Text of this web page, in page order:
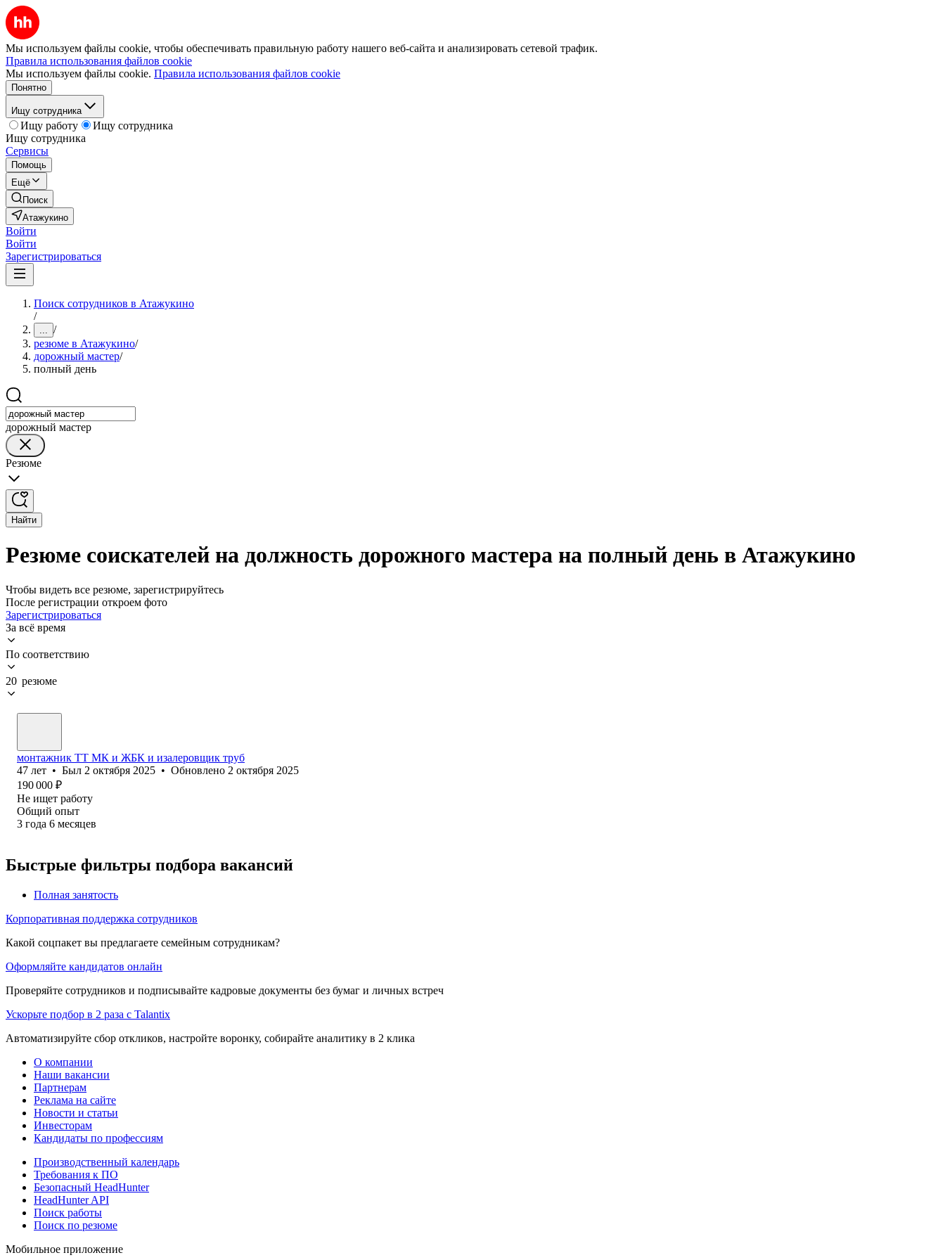
Мы используем файлы cookie, чтобы обеспечивать правильную работу нашего веб-сайта и анализировать сетевой трафик.
Правила использования файлов cookie
Мы используем файлы cookie. Правила использования файлов cookie
Понятно
Ищу сотрудника
Ищу работу
Ищу сотрудника
Ищу сотрудника
Сервисы
Помощь
Ещё
Поиск
Атажукино
Войти
Войти
Зарегистрироваться
Поиск сотрудников в Атажукино
/
... /
резюме в Атажукино/
дорожный мастер/
полный день
дорожный мастер
Резюме
Найти
Резюме соискателей на должность дорожного мастера на полный день в Атажукино
Чтобы видеть все резюме, зарегистрируйтесь
После регистрации откроем фото
Зарегистрироваться
За всё время
По соответствию
20 резюме
монтажник ТТ МК и ЖБК и изалеровщик труб
47 лет • Был 2 октября 2025 • Обновлено 2 октября 2025
190 000 ₽
Не ищет работу
Общий опыт
3 года 6 месяцев
Быстрые фильтры подбора вакансий
Полная занятость
Корпоративная поддержка сотрудников
Какой соцпакет вы предлагаете семейным сотрудникам?
Оформляйте кандидатов онлайн
Проверяйте сотрудников и подписывайте кадровые документы без бумаг и личных встреч
Ускорьте подбор в 2 раза с Talantix
Автоматизируйте сбор откликов, настройте воронку, собирайте аналитику в 2 клика
О компании
Наши вакансии
Партнерам
Реклама на сайте
Новости и статьи
Инвесторам
Кандидаты по профессиям
Производственный календарь
Требования к ПО
Безопасный HeadHunter
HeadHunter API
Поиск работы
Поиск по резюме
Мобильное приложение